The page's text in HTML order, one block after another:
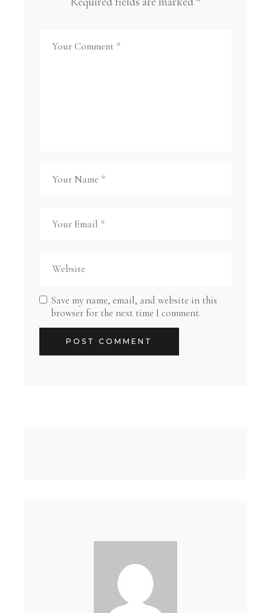
Save my name, email, and website in this
browser for the next time I comment.
POST COMMENT